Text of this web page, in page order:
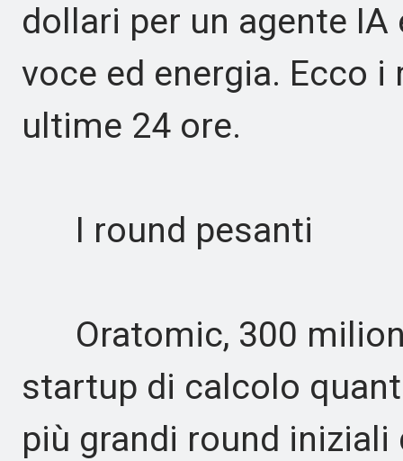
dollari per un agente
voce ed energia. Ecco
ultime 24 ore.
I round pesanti
Oratomic, 300
startup di calcolo
più grandi round